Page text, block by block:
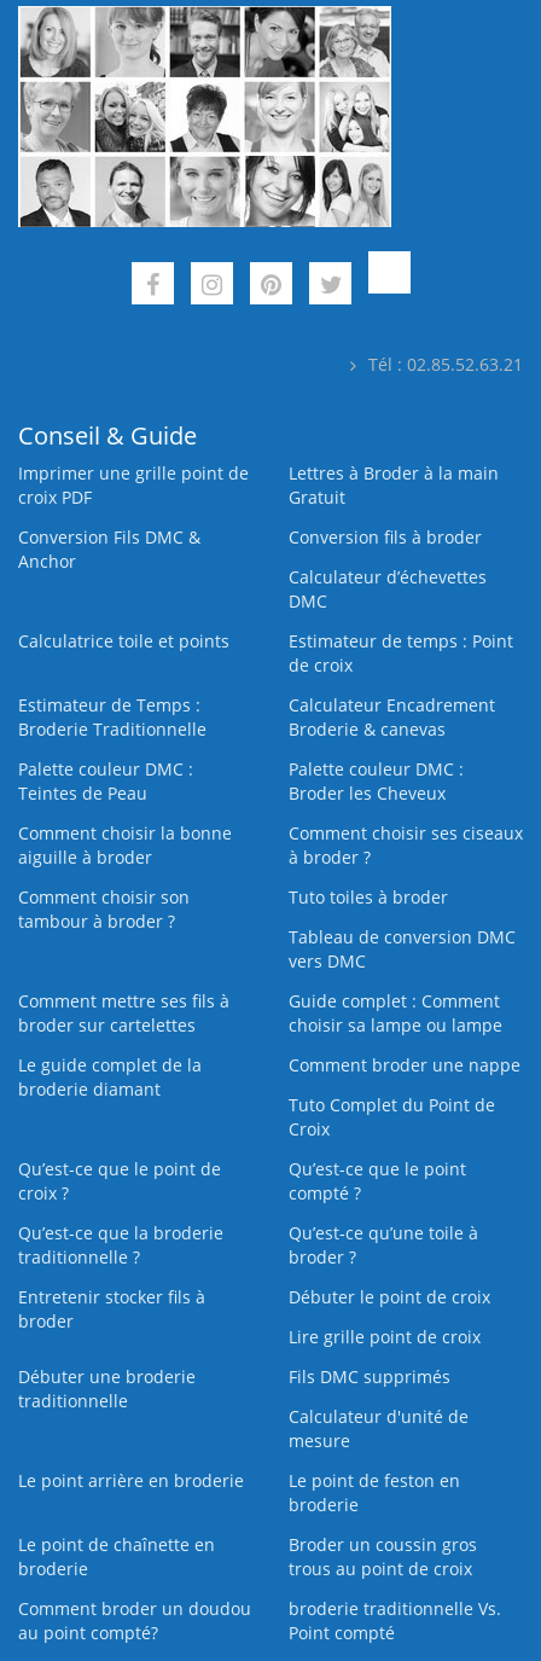
Tél : 02.85.52.63.21
Conseil & Guide
Imprimer une grille point de
croix PDF
Lettres à Broder à la main
Gratuit
Conversion Fils DMC &
Anchor
Conversion fils à broder
Calculateur d’échevettes
DMC
Calculatrice toile et points
Estimateur de temps : Point
de croix
Estimateur de Temps :
Broderie Traditionnelle
Calculateur Encadrement
Broderie & canevas
Palette couleur DMC :
Teintes de Peau
Palette couleur DMC :
Broder les Cheveux
Comment choisir la bonne
aiguille à broder
Comment choisir ses ciseaux
à broder ?
Comment choisir son
tambour à broder ?
Tuto toiles à broder
Tableau de conversion DMC
vers DMC
Comment mettre ses fils à
broder sur cartelettes
Guide complet : Comment
choisir sa lampe ou lampe
Le guide complet de la
broderie diamant
Comment broder une nappe
Tuto Complet du Point de
Croix
Qu’est-ce que le point de
croix ?
Qu’est-ce que le point
compté ?
Qu’est-ce que la broderie
traditionnelle ?
Qu’est‑ce qu’une toile à
broder ?
Entretenir stocker fils à
broder
Débuter le point de croix
Lire grille point de croix
Débuter une broderie
traditionnelle
Fils DMC supprimés
Calculateur d'unité de
mesure
Le point arrière en broderie
Le point de feston en
broderie
Le point de chaînette en
broderie
Broder un coussin gros
trous au point de croix
Comment broder un doudou
au point compté?
broderie traditionnelle Vs.
Point compté